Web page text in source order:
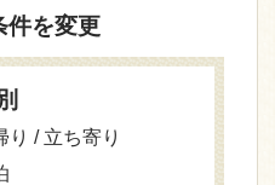
件を変更
り / 立ち寄り